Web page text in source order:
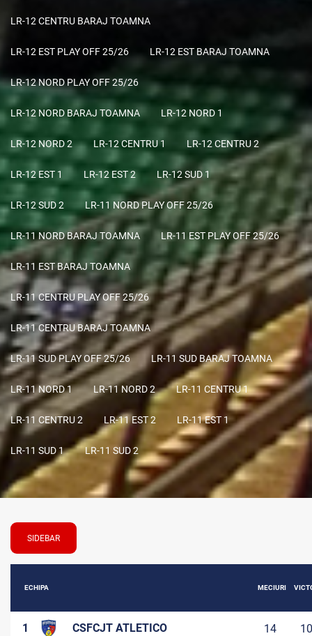
LR-12 CENTRU BARAJ TOAMNA
LR-12 EST PLAY OFF 25/26 LR-12 EST BARAJ TOAMNA
LR-12 NORD PLAY OFF 25/26
LR-12 NORD BARAJ TOAMNA LR-12 NORD 1
LR-12 NORD 2 LR-12 CENTRU 1 LR-12 CENTRU 2
LR-12 EST 1 LR-12 EST 2 LR-12 SUD 1
LR-12 SUD 2 LR-11 NORD PLAY OFF 25/26
LR-11 NORD BARAJ TOAMNA LR-11 EST PLAY OFF 25/26
LR-11 EST BARAJ TOAMNA
LR-11 CENTRU PLAY OFF 25/26
LR-11 CENTRU BARAJ TOAMNA
LR-11 SUD PLAY OFF 25/26 LR-11 SUD BARAJ TOAMNA
LR-11 NORD 1 LR-11 NORD 2 LR-11 CENTRU 1
LR-11 CENTRU 2 LR-11 EST 2 LR-11 EST 1
LR-11 SUD 1 LR-11 SUD 2
SIDEBAR
ECHIPA MECIURI
1 CSFCJT ATLETICO 14 10